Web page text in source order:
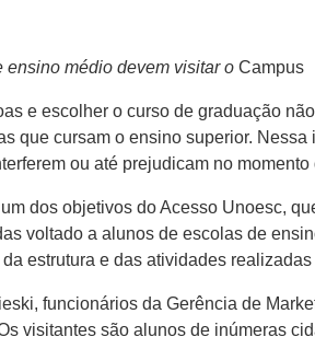
ensino médio devem visitar o Campus
e escolher o curso de graduação
que cursam o ensino superior.
ou até prejudicam no
dos objetivos do Acesso Unoesc,
voltado a alunos de escolas de
estrutura e das atividades
funcionários da Gerência de
visitantes são alunos de inúmeras